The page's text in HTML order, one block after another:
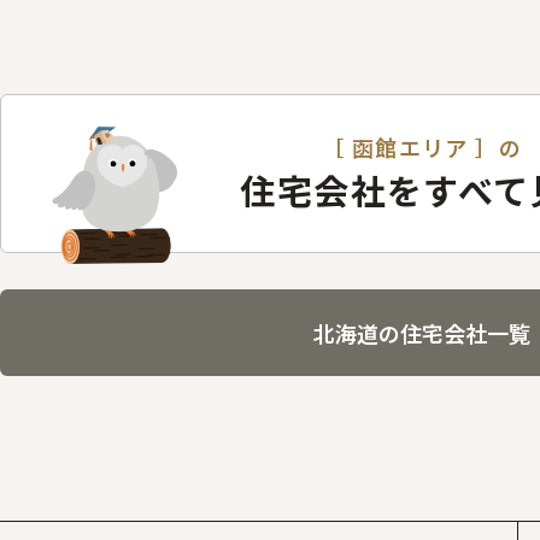
［ 函館エリア ］の
住宅会社をすべ
北海道の住宅会社一覧